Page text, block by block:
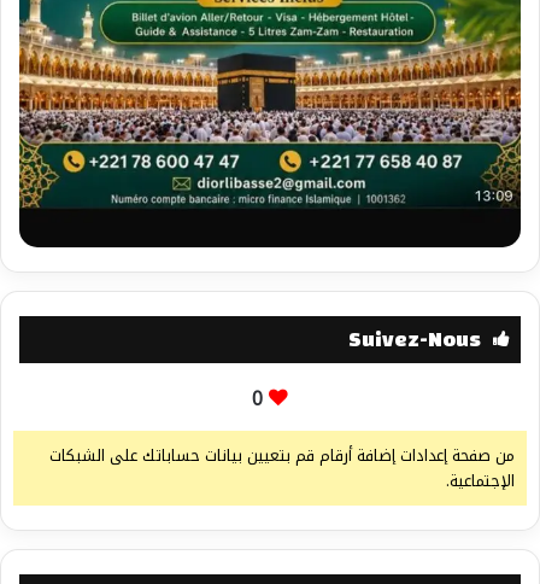
Suivez-Nous
0
من صفحة إعدادات إضافة أرقام قم بتعيين بيانات حساباتك على الشبكات
الإجتماعية.